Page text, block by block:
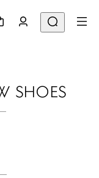
Partager
SHOES